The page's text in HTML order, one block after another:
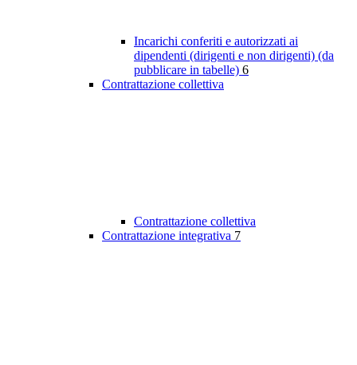
Incarichi conferiti e autorizzati ai
dipendenti (dirigenti e non dirigenti) (da
pubblicare in tabelle) 6
Contrattazione collettiva
Contrattazione collettiva
Contrattazione integrativa 7